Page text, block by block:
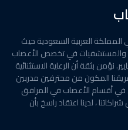
حلول الأعصاب في عام ٢٠٢٠ في المملكة العربية السعودية حيث
والمستشفيات في تخصص الأعصاب
نؤمن بثقة أن الرعاية الاستثنائية
المكون من محترفين مدربين
أقسام الأعصاب في المرافق
، لدينا اعتقاد راسخ بأن